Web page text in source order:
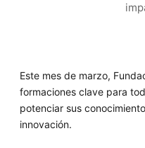
Este mes de marzo,
formaciones clave para
potenciar sus
innovación.